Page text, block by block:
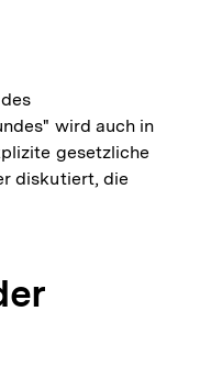
wird auch in
gesetzliche
diskutiert, die